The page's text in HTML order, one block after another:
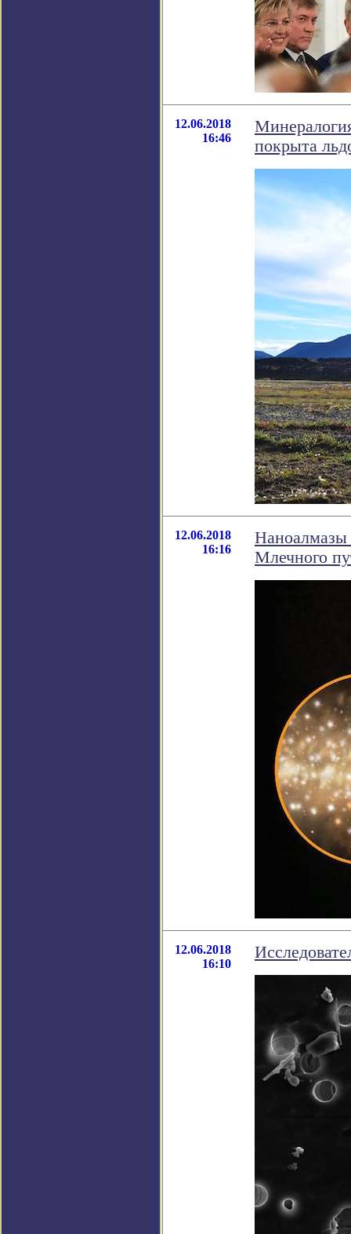
12.06.2018
16:46
покрыта
12.06.2018
16:16
Наноалмазы
Млечного
12.06.2018
16:10